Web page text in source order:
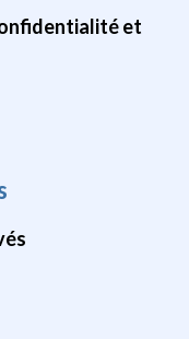
et